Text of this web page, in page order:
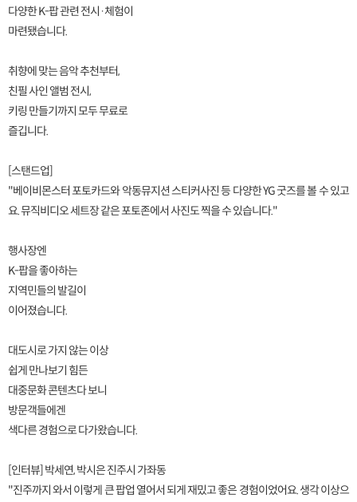
다양한 K-팝 관련 전시·체험이
마련됐습니다.
취향에 맞는 음악 추천부터,
친필 사인 앨범 전시,
키링 만들기까지 모두 무료로
즐깁니다.
[스탠드업]
"베이비몬스터 포토카드와 악동뮤지션 스티커사진 등 다양한 YG 굿즈를 볼 수 있고
요. 뮤직비디오 세트장 같은 포토존에서 사진도 찍을 수 있습니다."
행사장엔
K-팝을 좋아하는
지역민들의 발길이
이어졌습니다.
대도시로 가지 않는 이상
쉽게 만나보기 힘든
대중문화 콘텐츠다 보니
방문객들에겐
색다른 경험으로 다가왔습니다.
[인터뷰] 박세연, 박시은 진주시 가좌동
"진주까지 와서 이렇게 큰 팝업 열어서 되게 재밌고 좋은 경험이었어요. 생각 이상으